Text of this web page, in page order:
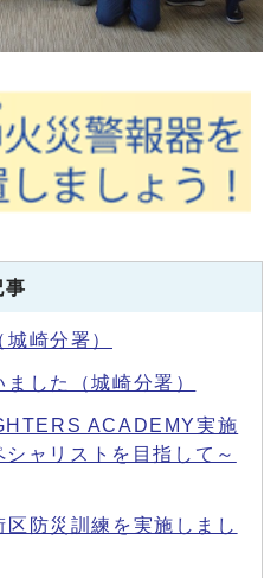
事
崎分署）
した（城崎分署）
ACADEMY実施
ャリストを目指して～
防災訓練を実施しまし